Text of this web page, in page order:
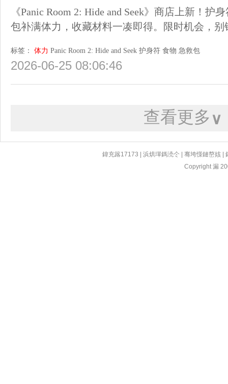
《Panic Room 2: Hide and Seek》商店上新！护
包补满体力，收藏材料一凑即得。限时机会，别
标签： 体力 Panic Room 2: Hide and Seek 护身符 食物 急救包
2026-06-25 08:06:46
查看更多 ∨
鍏充簬17173 |浜烘墠鎷涜仒 |骞垮憡鏈嶅姟 |
Copyright 漏